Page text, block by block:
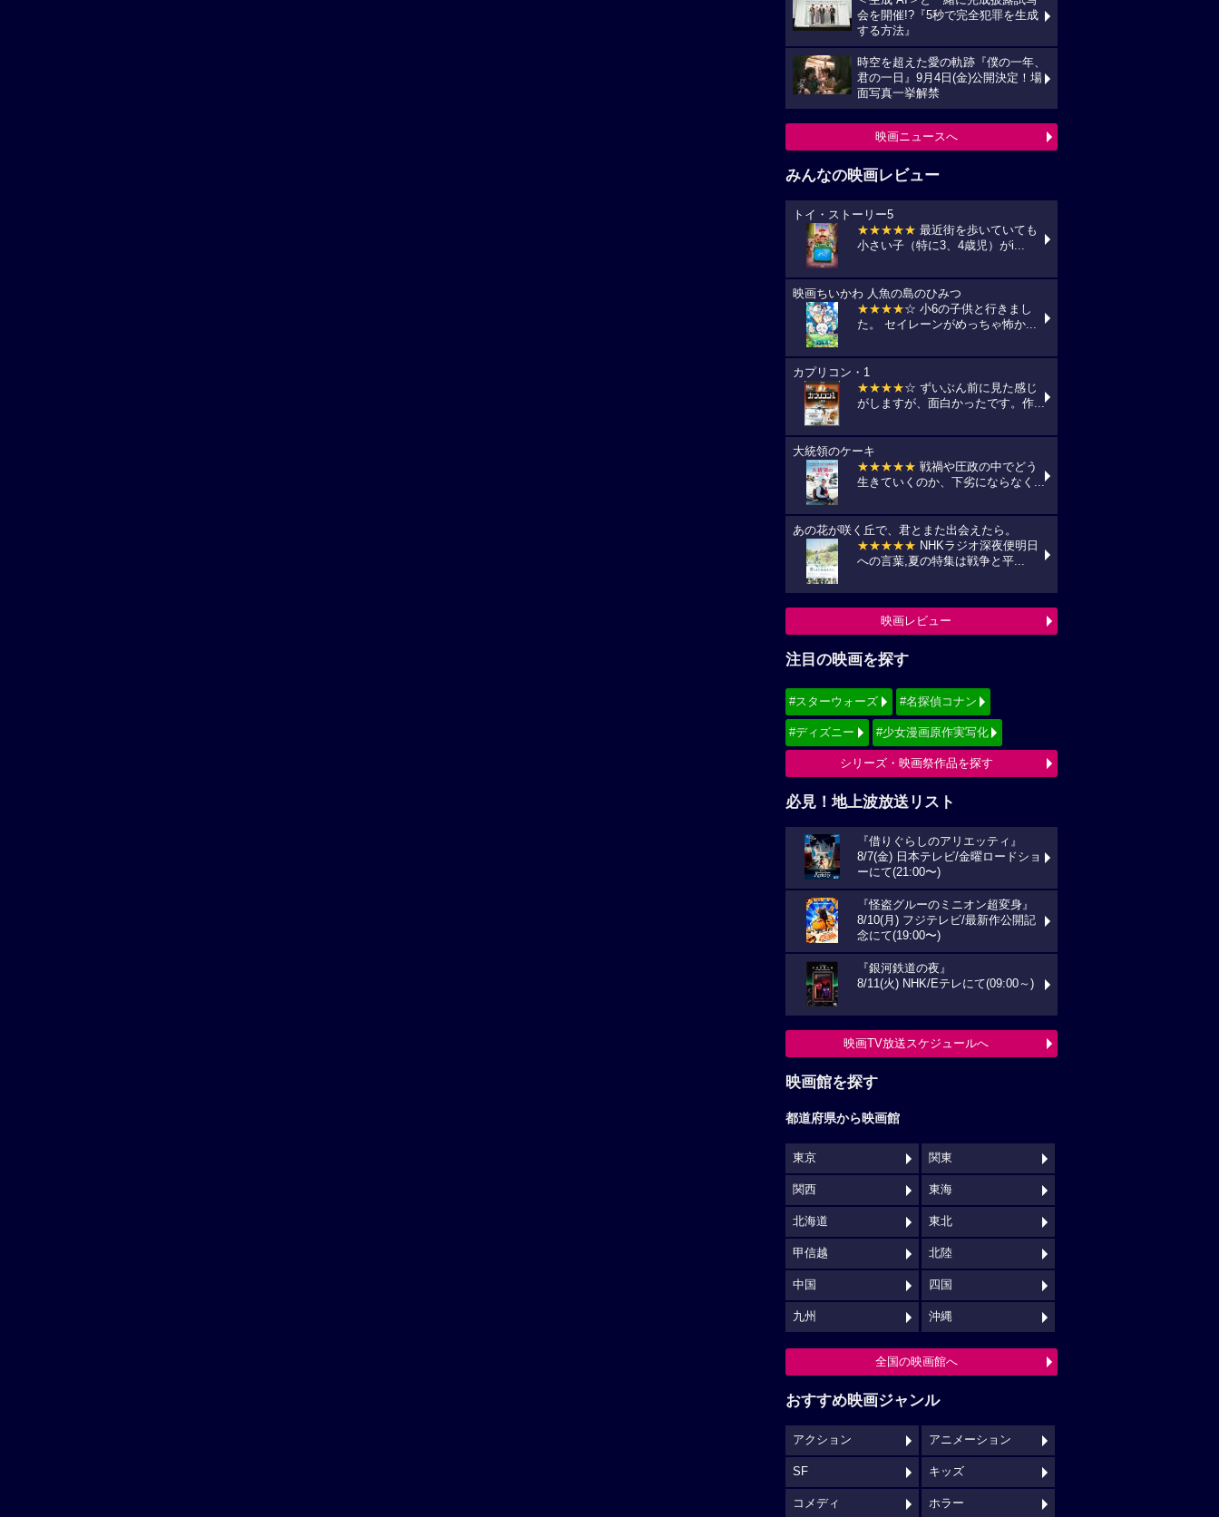
会を開催!?『5秒で完全犯罪を生成
する方法』
時空を超えた愛の軌跡『僕の一年、
君の一日』9月4日(金)公開決定！場
面写真一挙解禁
映画ニュースへ
みんなの映画レビュー
トイ・ストーリー5
★★★★★ 最近街を歩いていても
小さい子（特に3、4歳児）がi...
映画ちいかわ 人魚の島のひみつ
★★★★☆ 小6の子供と行きまし
た。 セイレーンがめっちゃ怖か...
カプリコン・1
★★★★☆ ずいぶん前に見た感じ
がしますが、面白かったです。作...
大統領のケーキ
★★★★★ 戦禍や圧政の中でどう
生きていくのか、下劣にならなく...
あの花が咲く丘で、君とまた出会えたら。
★★★★★ NHKラジオ深夜便明日
への言葉,夏の特集は戦争と平...
映画レビュー
注目の映画を探す
#スターウォーズ #名探偵コナン
#ディズニー #少女漫画原作実写化
シリーズ・映画祭作品を探す
必見！地上波放送リスト
『借りぐらしのアリエッティ』
8/7(金) 日本テレビ/金曜ロードショ
ーにて(21:00〜)
『怪盗グルーのミニオン超変身』
8/10(月) フジテレビ/最新作公開記
念にて(19:00〜)
『銀河鉄道の夜』
8/11(火) NHK/Eテレにて(09:00～)
映画TV放送スケジュールへ
映画館を探す
都道府県から映画館
東京 関東
関西 東海
北海道 東北
甲信越 北陸
中国 四国
九州 沖縄
全国の映画館へ
おすすめ映画ジャンル
アクション アニメーション
SF キッズ
コメディ ホラー